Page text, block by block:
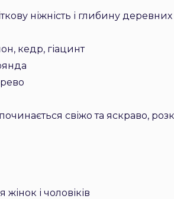
ніжність і глибину деревних
кедр, гіацинт
свіжо та яскраво,
і чоловіків